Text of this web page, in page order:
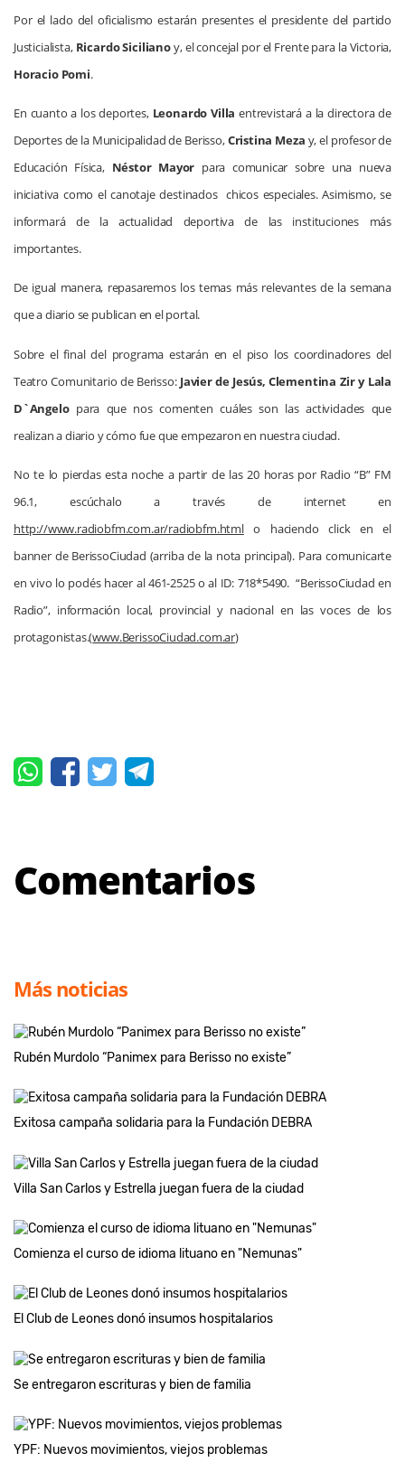
Por el lado del oficialismo estarán presentes el presidente del partido
Justicialista, Ricardo Sicilianoy, el concejal por el Frente para la Victoria,
Horacio Pomi.
En cuanto a los deportes, Leonardo Villa entrevistará a la directora de
Deportes de la Municipalidadde Berisso,Cristina Meza y, el profesor de
Educación Física, Néstor Mayor para comunicar sobre una nueva
iniciativa como el canotaje destinados chicos especiales. Asimismo, se
informará de la actualidad deportiva de las instituciones más
importantes.
De igual manera, repasaremos los temas más relevantes de la semana
que a diario se publican en el portal.
Sobre el final del programa estarán en el piso los coordinadores del
Teatro Comunitario de Berisso: Javier de Jesús, Clementina Zir y Lala
D`Angelopara que nos comenten cuáles son las actividades que
realizan a diario y cómo fue que empezaron en nuestra ciudad.
No te lo pierdas esta noche a partir de las 20 horas por Radio “B” FM
96.1, escúchalo a través de internet en
http://www.radiobfm.com.ar/radiobfm.htmlo haciendo click en el
banner de BerissoCiudad (arriba de la nota principal). Para comunicarte
en vivo lo podés hacer al 461-2525 o al ID: 718*5490. “BerissoCiudad en
Radio”, información local, provincial y nacional en las voces de los
protagonistas.(www.BerissoCiudad.com.ar)
Comentarios
Más noticias
Rubén Murdolo “Panimex para Berisso no existe”
Exitosa campaña solidaria para la Fundación DEBRA
Villa San Carlos y Estrella juegan fuera de la ciudad
Comienza el curso de idioma lituano en "Nemunas"
El Club de Leones donó insumos hospitalarios
Se entregaron escrituras y bien de familia
YPF: Nuevos movimientos, viejos problemas